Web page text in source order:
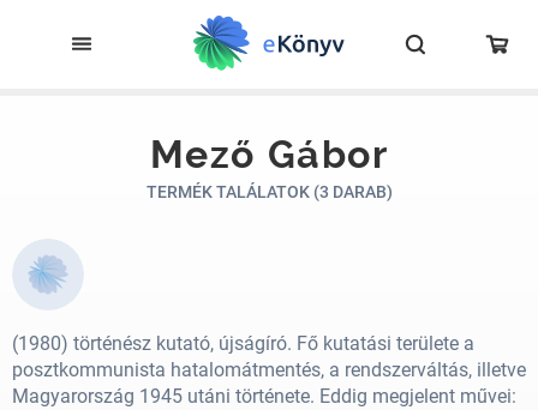
Mező Gábor
TERMÉK TALÁLATOK (3 DARAB)
(1980) történész kutató, újságíró. Fő kutatási területe a
posztkommunista hatalomátmentés, a rendszerváltás, illetve
Magyarország 1945 utáni története. Eddig megjelent művei: